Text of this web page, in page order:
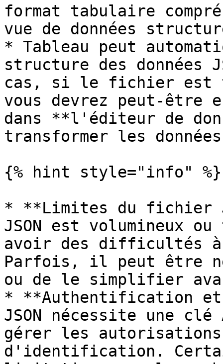
format tabulaire
vue de données
* Tableau peut
structure des données
cas, si le fichier est
vous devrez peut-être
dans **l'éditeur de
transformer les
{% hint style="info" %}
* **Limites du fichier
JSON est volumineux
avoir des difficultés à
Parfois, il peut être
ou de le simplifier
* **Authentification
JSON nécessite une
gérer les
d'identification.